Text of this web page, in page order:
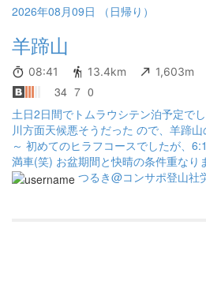
久々にかなり疲れました。相棒は暑さ
しか持っていかなかったので最後にな
2026年08月09日 （日帰り）
羊蹄山
08:41 13.4km 1,603m
34 7 0
土日2日間でトムラウシテン泊予定で
川方面天候悪そうだった ので、羊蹄
～ 初めてのヒラフコースでしたが、6:10到着でも 登山口駐車場は
満車(笑) お盆期間と快晴の条件重なり
なんですね(驚) 本日もたくさんの登山者
つるき@コンサポ登山社